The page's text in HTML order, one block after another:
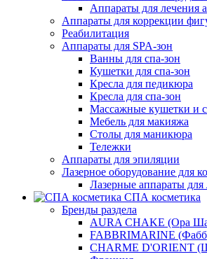
Аппараты для лечения
Аппараты для коррекции
Реабилитация
Аппараты для SPA-зон
Ванны для спа-зон
Кушетки для спа-зон
Кресла для педикюра
Кресла для спа-зон
Массажные кушетки и
Мебель для макияжа
Столы для маникюра
Тележки
Аппараты для эпиляции
Лазерное оборудование для
Лазерные аппараты для
СПА косметика
Бренды раздела
AURA CHAKE (Ора
FABBRIMARINE
CHARME D'ORIENT